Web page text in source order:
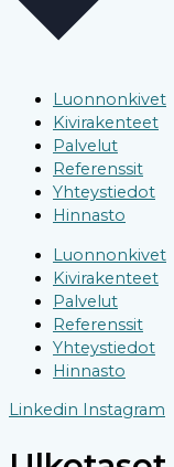
Luonnonkivet
Kivirakenteet
Palvelut
Referenssit
Yhteystiedot
Hinnasto
Luonnonkivet
Kivirakenteet
Palvelut
Referenssit
Yhteystiedot
Hinnasto
Linkedin
Instagram